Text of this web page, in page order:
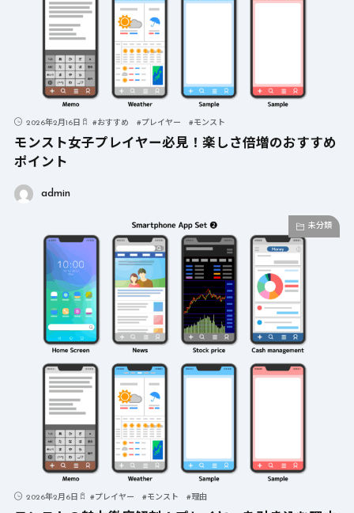
2026年2月16日 #おすすめ #プレイヤー #モンスト
モンスト女子プレイヤー必見！楽しさ倍増のおすすめ
ポイント
admin
未分類
2026年2月6日 #プレイヤー #モンスト #理由